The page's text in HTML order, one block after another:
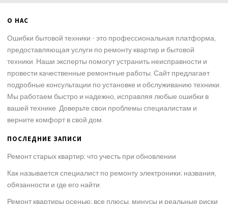
О НАС
Ошибки бытовой техники - это профессиональная платформа,
предоставляющая услуги по ремонту квартир и бытовой
техники. Наши эксперты помогут устранить неисправности и
провести качественные ремонтные работы. Сайт предлагает
подробные консультации по установке и обслуживанию техники.
Мы работаем быстро и надежно, исправляя любые ошибки в
вашей технике. Доверьте свои проблемы специалистам и
верните комфорт в свой дом.
ПОСЛЕДНИЕ ЗАПИСИ
Ремонт старых квартир: что учесть при обновлении
Как называется специалист по ремонту электроники: названия,
обязанности и где его найти
Ремонт квартиры осенью: все плюсы, минусы и реальные риски